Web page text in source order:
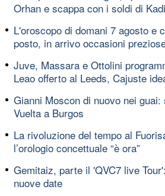
Orhan e scappa con i soldi di
L'oroscopo di domani 7 agosto e
posto, in arrivo occasioni
Juve, Massara e Ottolini
Leao offerto al Leeds, Cajuste
Gianni Moscon di nuovo nei
Vuelta a Burgos
La rivoluzione del tempo al
l’orologio concettuale “è ora”
Gemitaiz, parte il 'QVC7 live
nuove date